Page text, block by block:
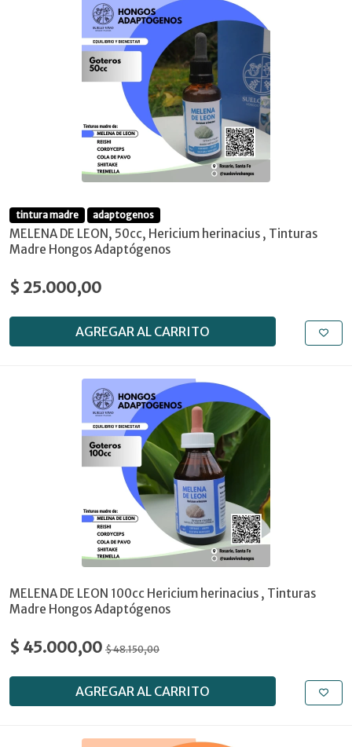
tintura madre adaptogenos
MELENA DE LEON, 50cc, Hericium herinacius , Tinturas
Madre Hongos Adaptógenos
$ 25.000,00
AGREGAR AL CARRITO
MELENA DE LEON 100cc Hericium herinacius , Tinturas
Madre Hongos Adaptógenos
$ 45.000,00 $ 48.150,00
AGREGAR AL CARRITO